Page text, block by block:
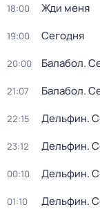
18:00 Жди меня
19:00 Сегодня
20:00 Балабол.
21:07 Балабол.
22:15 Дельфин.
23:12 Дельфин.
00:10 Дельфин.
01:10 Дельфин.